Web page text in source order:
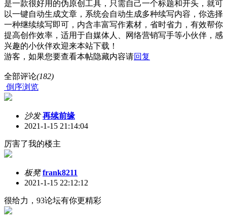
是一款很好用的伪原创工具，只需自己一个标题和开头，就可
以一键自动生成文章，系统会自动生成多种续写内容，你选择
一种继续续写即可，内含丰富写作素材，省时省力，有效帮你
提高创作效率，适用于自媒体人、网络营销写手等小伙伴，感
兴趣的小伙伴欢迎来本站下载！
游客，如果您要查看本帖隐藏内容请回复
全部评论(182)
倒序浏览
沙发 再续前缘
2021-1-15 21:14:04
厉害了我的楼主
板凳 frank8211
2021-1-15 22:12:12
很给力，93论坛有你更精彩